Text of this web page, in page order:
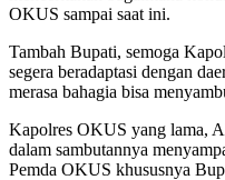
OKUS sampai saat ini.
Tambah Bupati, semoga
segera beradaptasi dengan
merasa bahagia bisa
Kapolres OKUS yang lama,
dalam sambutannya
Pemda OKUS khususnya